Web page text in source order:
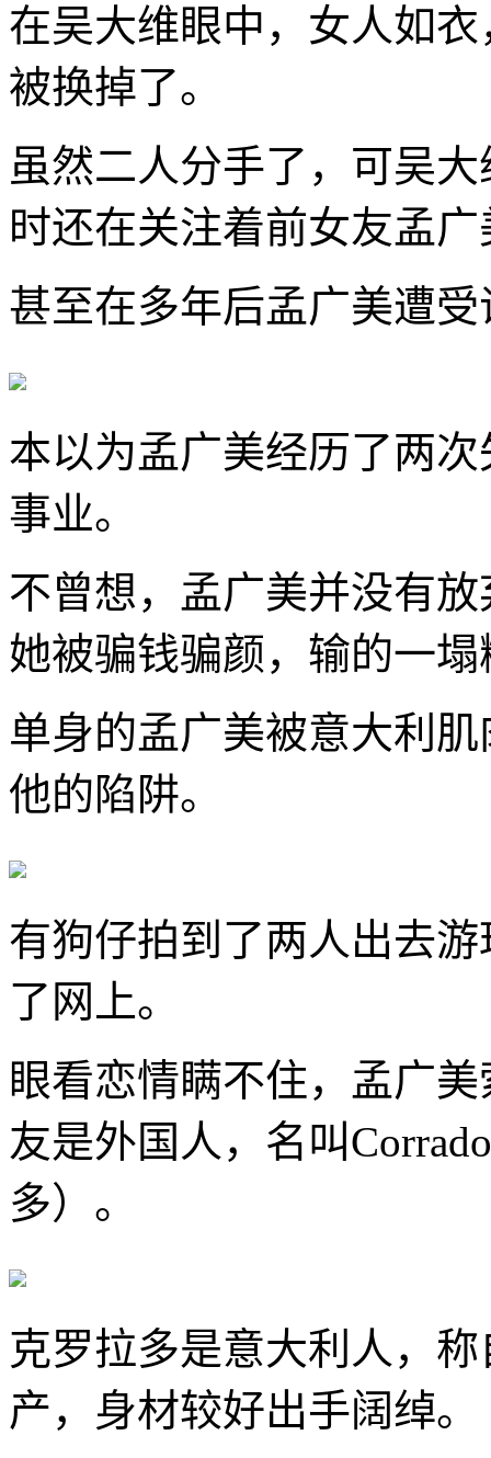
在吴大维眼中，女人如
被换掉了。
虽然二人分手了，可吴
时还在关注着前女友孟
甚至在多年后孟广美遭
本以为孟广美经历了两
事业。
不曾想，孟广美并没有
她被骗钱骗颜，输的一塌
单身的孟广美被意大利
他的陷阱。
有狗仔拍到了两人出去
了网上。
眼看恋情瞒不住，孟广
友是外国人，名叫
多）。
克罗拉多是意大利人，
产，身材较好出手阔绰。